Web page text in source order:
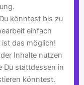
könntest bis zu
einfach
das möglich!
Inhalte nutzen
Du stattdessen in
könntest.